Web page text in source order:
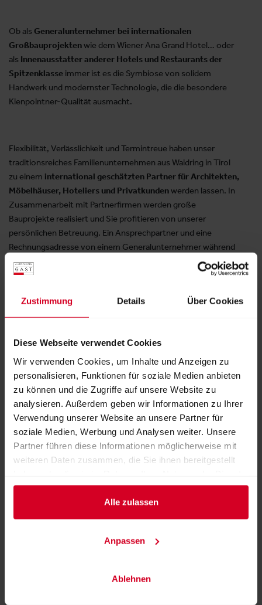
Zustimmung Details Über Cookies
Diese Webseite verwendet Cookies
Wir verwenden Cookies, um Inhalte und Anzeigen zu
personalisieren, Funktionen für soziale Medien anbieten
zu können und die Zugriffe auf unsere Website zu
analysieren. Außerdem geben wir Informationen zu Ihrer
Verwendung unserer Website an unsere Partner für
soziale Medien, Werbung und Analysen weiter. Unsere
Partner führen diese Informationen möglicherweise mit
weiteren Daten zusammen, die Sie ihnen bereitgestellt
gesammelt haben.
Alle zulassen
Anpassen
Ablehnen
Ob als Generalunternehmer bei internationalen
Großbauprojektenwie dem Wiener Ana Grand Hotel… oder
als Innenausstatter anderer Hotels und Restaurants der
Spitzenklasse immer ist es die Symbiose von solidem
Handwerk und modernster Technologie, die die besondere
Kienpointner-Qualität ausmacht.
Flexibilität, Verlässlichkeit und Termintreue haben unser
traditionsreiches Familienunternehmen aus Waidring in Tirol
zu einem international geschätzten Partner für Architekten,
Möbelhäuser, Hoteliers und Privatkundenwerden lassen. In
Zusammenarbeit mit Partnerfirmen werden große
Bauprojekte realisiert und Sie profitieren von unserer
persönlichen Betreuung. Ein Ansprechpartner und eine
Rechnungsadresse von einem Generalunternehmer während
des gesamten Bauprojekts sparen Zeit und bares Geld!
Produktgruppen
Beleuchtungssysteme, Lampen und Leuchten
Bodenbeläge, Teppiche
Gaststätten- und Bareinrichtungen
Gesamtkonzepte und Planungen
Hotel- und Zimmereinrichtungen
Kaffeeeinrichtungen
Spa, Sauna, Fitness- und Wellness-Bereich, Kosmetik
Buffet- und Schanktechnik
Sicherheitstechnik, Tresore, Hotelschließsysteme